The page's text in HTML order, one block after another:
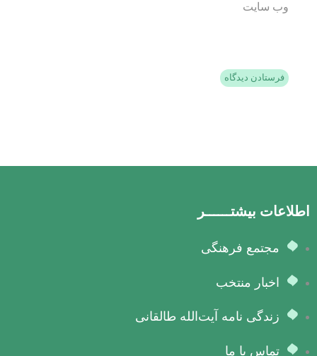
وب‌ سایت
اطلاعات بیشتــــــر
مجتمع فرهنگی
اخبار منتخب
زندگی نامه آیت‌الله طالقانی
تماس با ما